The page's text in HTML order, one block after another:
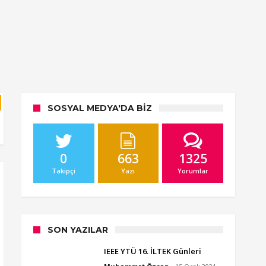
SOSYAL MEDYA'DA BIZ
0
Takipçi
663
Yazı
1325
Yorumlar
SON YAZILAR
IEEE YTÜ 16. İLTEK Günleri